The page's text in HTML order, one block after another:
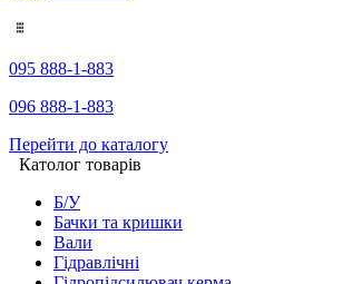
095 888-1-883
096 888-1-883
Перейти до каталогу
Католог товарів
Б/У
Бачки та кришки
Вали
Гідравлічні